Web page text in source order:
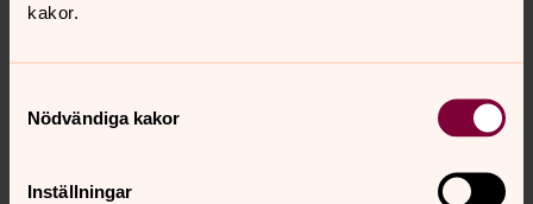
kakor.
Nödvändiga kakor
Inställningar
tillrätta.Välkommen!